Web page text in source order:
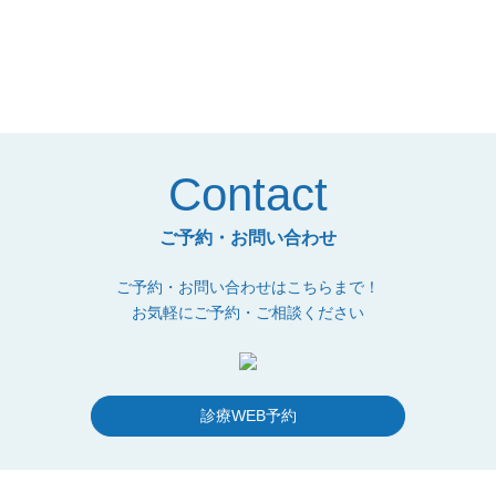
Contact
ご予約・お問い合わせ
ご予約・お問い合わせはこちらまで！
お気軽にご予約・ご相談ください
診療WEB予約